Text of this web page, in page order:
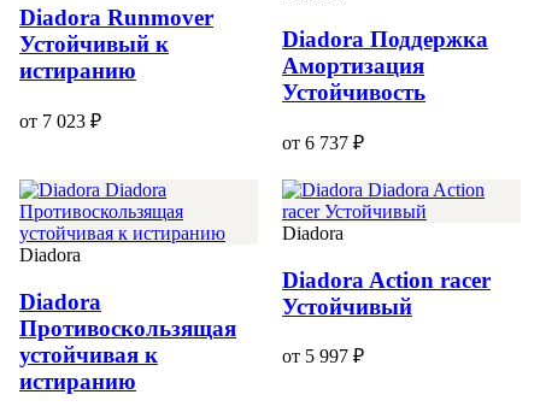
Diadora Runmover
Устойчивый к
истиранию
от 7 023 ₽
Diadora Поддержка
Амортизация
Устойчивость
от 6 737 ₽
Diadora
Diadora
Противоскользящая
устойчивая к
истиранию
Diadora
Diadora Action racer
Устойчивый
от 5 997 ₽